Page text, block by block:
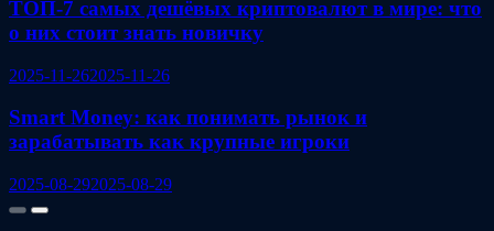
ТОП-7 самых дешёвых криптовалют в мире: что
о них стоит знать новичку
2025-11-262025-11-26
Smart Money: как понимать рынок и
зарабатывать как крупные игроки
2025-08-292025-08-29